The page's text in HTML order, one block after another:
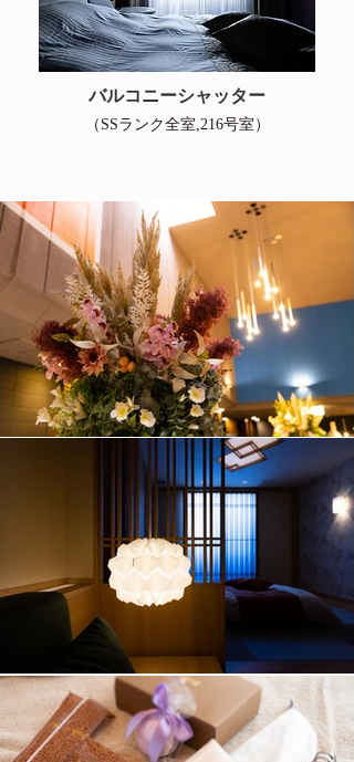
バルコニーシャッター
（SSランク全室,216号室）